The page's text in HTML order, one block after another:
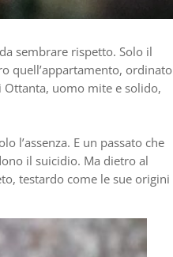
sembrare rispetto. Solo il
quell’appartamento, ordinato
Ottanta, uomo mite e solido,
l’assenza. E un passato che
il suicidio. Ma dietro al
testardo come le sue origini